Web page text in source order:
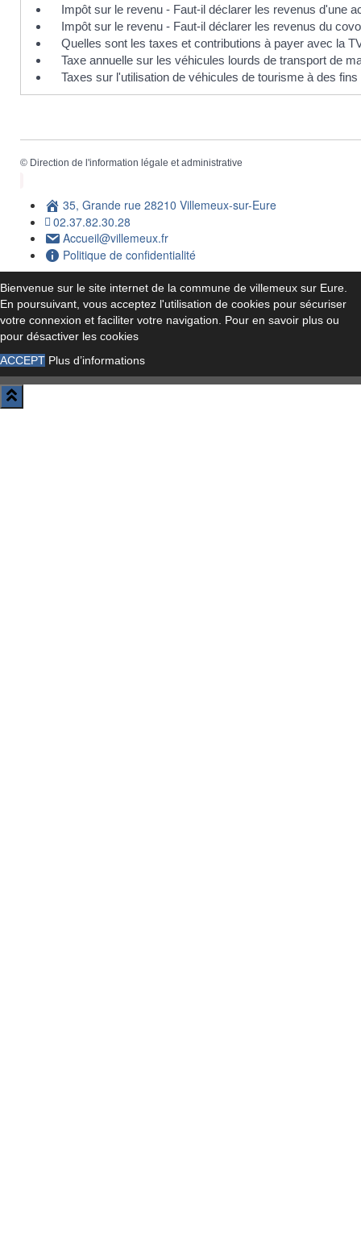
Impôt sur le revenu - Faut-il déclarer les revenus d'une
Impôt sur le revenu - Faut-il déclarer les revenus du
Quelles sont les taxes et contributions à payer avec la
Taxe annuelle sur les véhicules lourds de transport de
Taxes sur l'utilisation de véhicules de tourisme à des
© Direction de l'information légale et administrative
35, Grande rue 28210 Villemeux-sur-Eure
02.37.82.30.28
Accueil@villemeux.fr
Politique de confidentialité
Bienvenue sur le site internet de la commune de villemeux sur Eure.
En poursuivant, vous acceptez l'utilisation de cookies pour sécuriser
votre connexion et faciliter votre navigation. Pour en savoir plus ou
pour désactiver les cookies
ACCEPT Plus d’informations